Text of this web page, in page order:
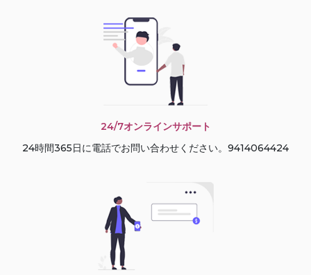
24/7オンラインサポート
24時間365日に電話でお問い合わせください。9414064424